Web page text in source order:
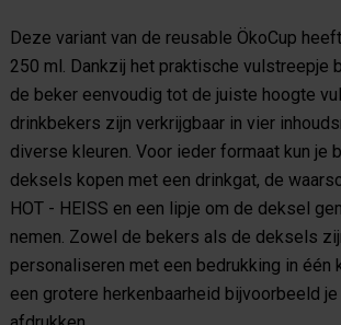
Deze variant van de reusable ÖkoCup
250 ml. Dankzij het praktische vulstreepje
de beker eenvoudig tot de juiste hoogte
drinkbekers zijn verkrijgbaar in vier
diverse kleuren. Voor ieder formaat kun je
deksels kopen met een drinkgat, de
HOT - HEISS en een lipje om de deksel
nemen. Zowel de bekers als de deksels
personaliseren met een bedrukking in één
een grotere herkenbaarheid bijvoorbeeld